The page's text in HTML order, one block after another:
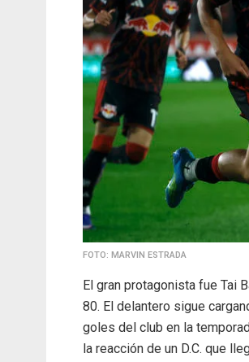
FOTO: MARVIN ESTRADA
El gran protagonista fue Tai
80. El delantero sigue
goles del club en la
la reacción de un D.C. que